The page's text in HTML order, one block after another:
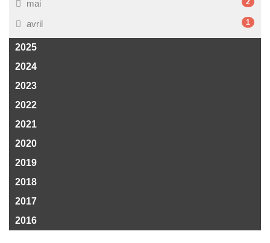
mai 2
avril 1
2025
2024
2023
2022
2021
2020
2019
2018
2017
2016